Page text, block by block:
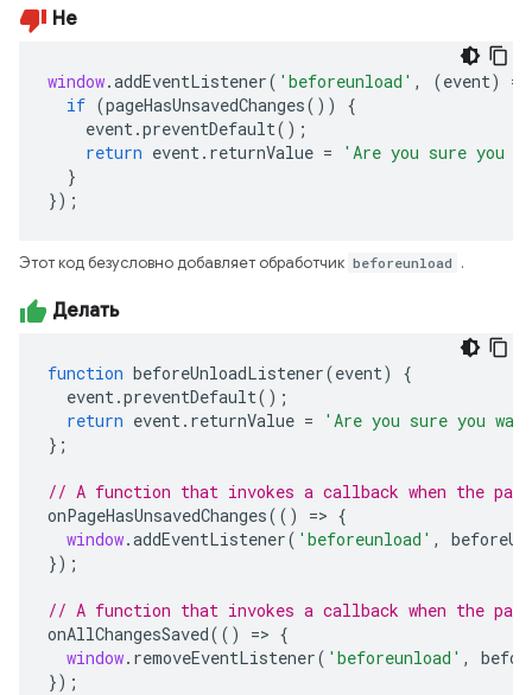
Не
window.addEventListener( 'beforeunload' , (event)
=>
if (pageHasUnsavedChanges())
{
event.preventDefault();
return event. returnValue =
'Are you sure you
}
});
Этот код безусловно добавляет обработчик beforeunload .
Делать
function beforeUnloadListener(event)
{
event.preventDefault();
return event. returnValue =
'Are you sure you
};
// A function that invokes a callback when the page
onPageHasUnsavedChanges(() => {
window.addEventListener( 'beforeunload' ,
});
// A function that invokes a callback when the
onAllChangesSaved(() => {
window. removeEventListener( 'beforeunload' ,
});